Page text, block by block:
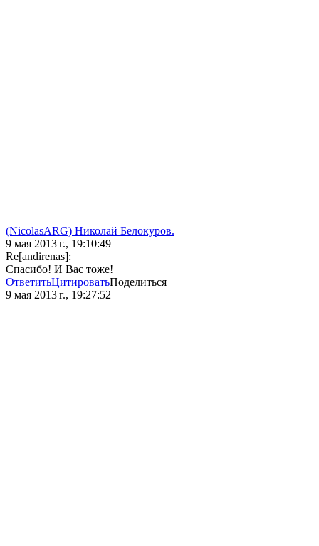
(NicolasARG) Николай Белокуров.
9 мая 2013 г., 19:10:49
Re[andirenas]:
Спасибо! И Вас тоже!
ОтветитьЦитироватьПоделиться
9 мая 2013 г., 19:27:52